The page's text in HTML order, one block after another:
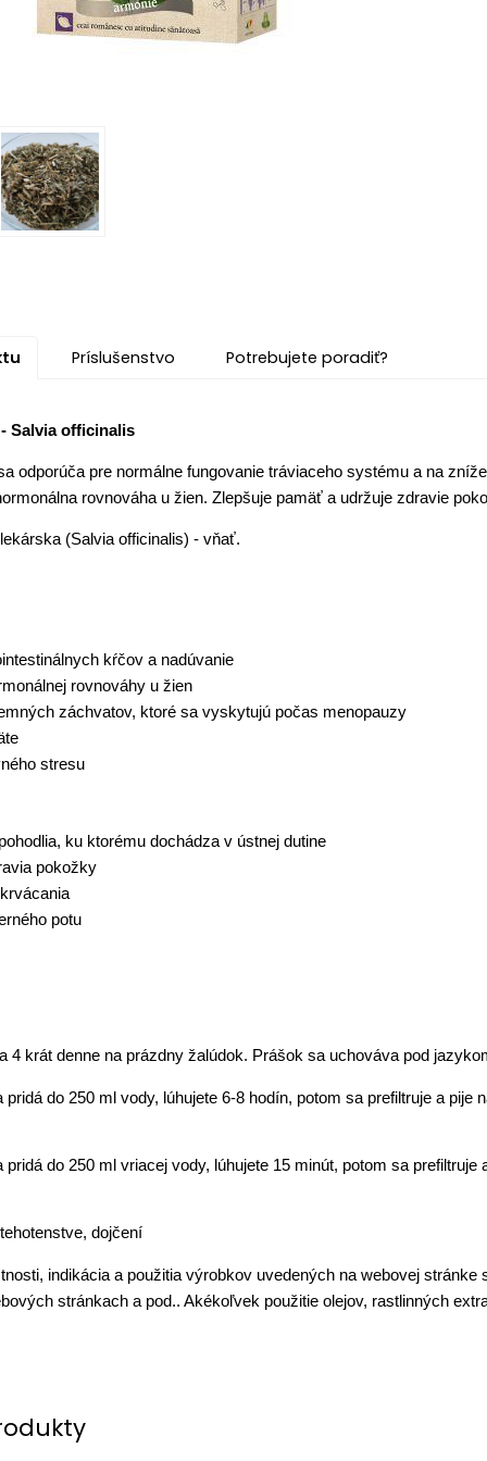
Príslušenstvo Potrebujete poradiť?
Salvia officinalis
odporúča pre normálne fungovanie tráviaceho systému a na
rovnováha u žien. Zlepšuje pamäť a udržuje zdravie
(Salvia officinalis) - vňať.
kŕčov a nadúvanie
rovnováhy u žien
záchvatov, ktoré sa vyskytujú počas menopauzy
stresu
ku ktorému dochádza v ústnej dutine
pokožky
potu
4 krát denne na prázdny žalúdok. Prášok sa uchováva pod
pridá do 250 ml vody, lúhujete 6-8 hodín, potom sa prefiltruje a
do 250 ml vriacej vody, lúhujete 15 minút, potom sa
dojčení
indikácia a použitia výrobkov uvedených na webovej
stránkach a pod.. Akékoľvek použitie olejov, rastlinných